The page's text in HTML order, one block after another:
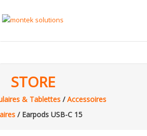
STORE
& Tablettes/Accessoires
/ Earpods USB-C 15